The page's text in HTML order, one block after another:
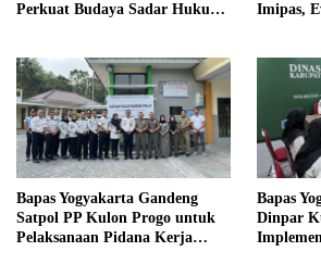
Perkuat Budaya Sadar Hukum
Imipas,
Bapas Yogyakarta Gandeng
Satpol PP Kulon Progo untuk
Pelaksanaan Pidana Kerja
Bapas
Dinpar